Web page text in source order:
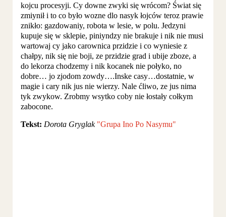
kojcu procesyji. Cy downe zwyki się wrócom? Świat się
zmiynił i to co było wozne dlo nasyk łojców teroz prawie
znikło: gazdowaniy, robota w lesie, w polu. Jedzyni
kupuje się w sklepie, piniyndzy nie brakuje i nik nie musi
wartowaj cy jako carownica przidzie i co wyniesie z
chałpy, nik się nie boji, ze przidzie grad i ubije zboze, a
do lekorza chodzemy i nik kocanek nie połyko, no
dobre… jo zjodom zowdy….Inske casy…dostatnie, w
magie i cary nik jus nie wierzy. Nale ćliwo, ze jus nima
tyk zwykow. Zrobmy wsytko coby nie łostały cołkym
zabocone.
Tekst: Dorota Gryglak "Grupa Ino Po Nasymu"